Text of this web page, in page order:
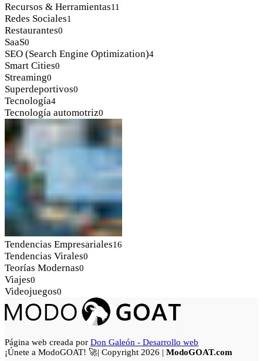
Recursos & Herramientas11
Redes Sociales1
Restaurantes0
SaaS0
SEO (Search Engine Optimization)4
Smart Cities0
Streaming0
Superdeportivos0
Tecnología4
Tecnología automotriz0
Tendencias Empresariales16
Tendencias Virales0
Teorías Modernas0
Viajes0
Videojuegos0
Página web creada por Don Galeón - Desarrollo web
¡Únete a ModoGOAT! 🚀| Copyright 2026 | ModoGOAT.com